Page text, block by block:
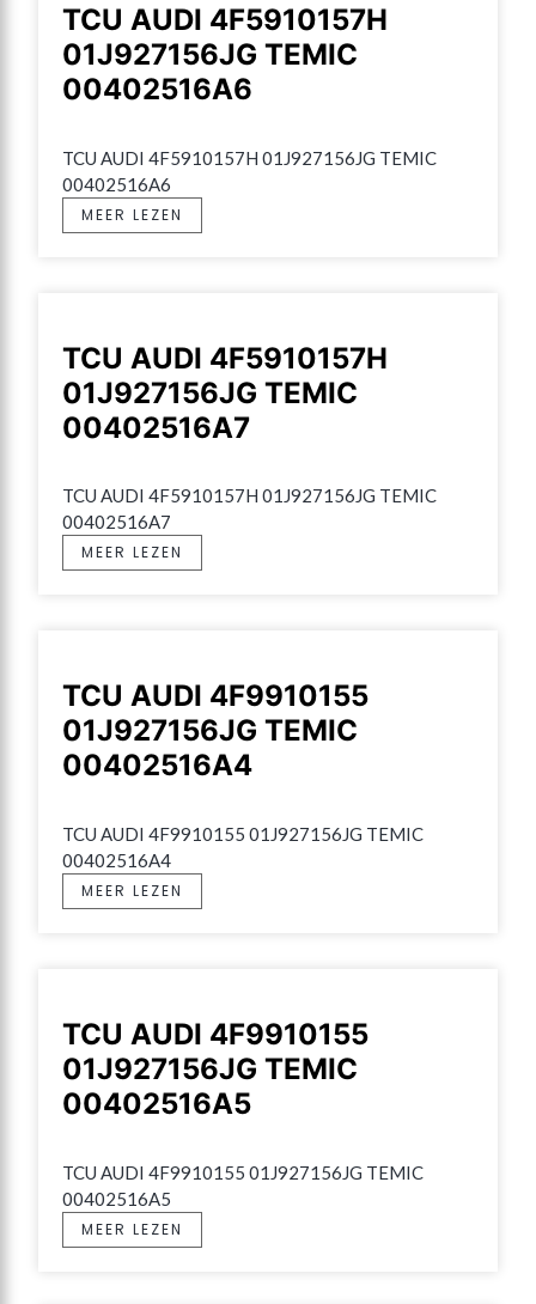
TCU AUDI 4F5910157H
01J927156JG TEMIC
00402516A6
TCU AUDI 4F5910157H 01J927156JG TEMIC
00402516A6
MEER LEZEN
TCU AUDI 4F5910157H
01J927156JG TEMIC
00402516A7
TCU AUDI 4F5910157H 01J927156JG TEMIC
00402516A7
MEER LEZEN
TCU AUDI 4F9910155
01J927156JG TEMIC
00402516A4
TCU AUDI 4F9910155 01J927156JG TEMIC
00402516A4
MEER LEZEN
TCU AUDI 4F9910155
01J927156JG TEMIC
00402516A5
TCU AUDI 4F9910155 01J927156JG TEMIC
00402516A5
MEER LEZEN